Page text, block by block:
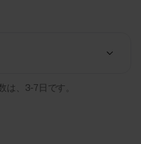
は、3-7日です。